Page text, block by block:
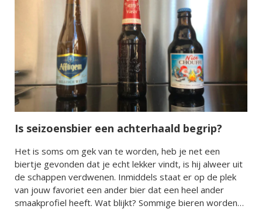
Is seizoensbier een achterhaald begrip?
Het is soms om gek van te worden, heb je net een
biertje gevonden dat je echt lekker vindt, is hij alweer uit
de schappen verdwenen. Inmiddels staat er op de plek
van jouw favoriet een ander bier dat een heel ander
smaakprofiel heeft. Wat blijkt? Sommige bieren worden